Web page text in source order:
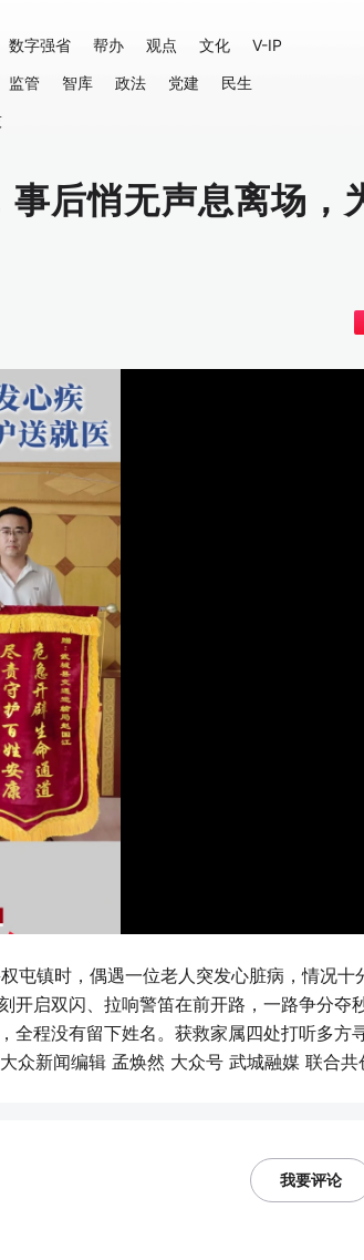
数字强省 帮办 观点 文化
V-IP
监管 智库 政法 党建
民生
后悄无声息离场，
屯镇时，偶遇一位老人突发心脏病，情况十
开启双闪、拉响警笛在前开路，一路争分夺
全程没有留下姓名。获救家属四处打听多方
众新闻编辑 孟焕然 大众号 武城融媒 联合共
我要评论